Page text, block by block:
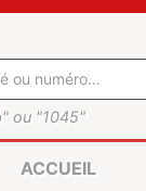
ou "1045"
ACCUEIL